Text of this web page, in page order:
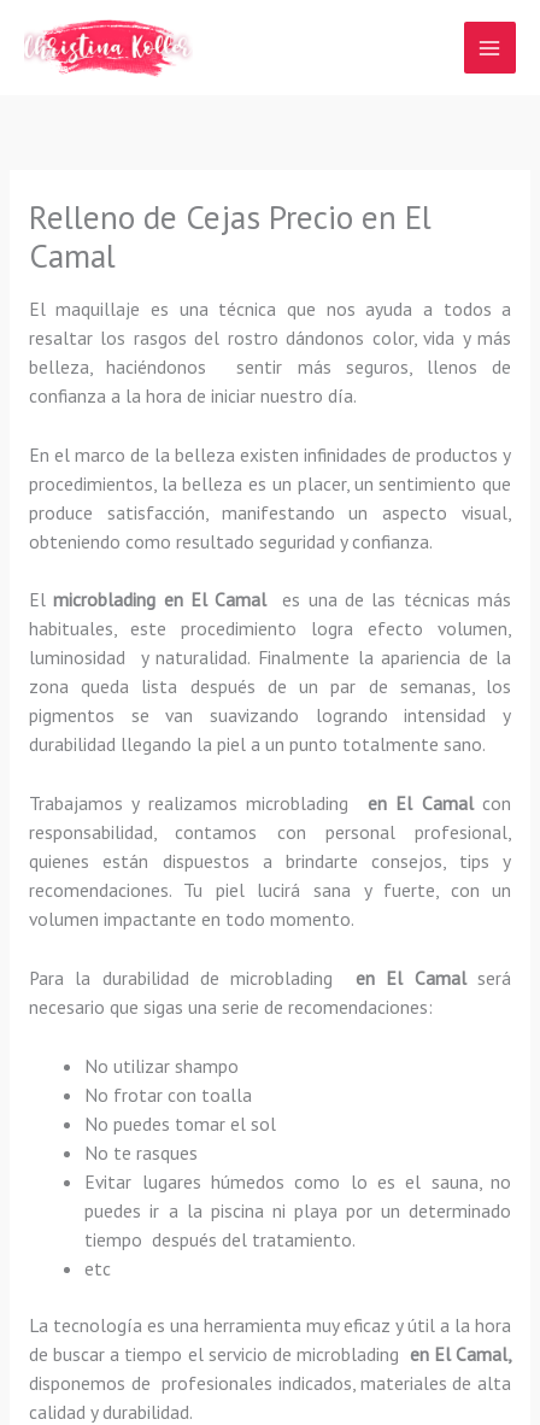
contenido
Relleno de Cejas Precio en El
Camal
El maquillaje es una técnica que nos ayuda a todos a
resaltar los rasgos del rostro dándonos color, vida y más
belleza, haciéndonos sentir más seguros, llenos de
confianza a la hora de iniciar nuestro día.
En el marco de la belleza existen infinidades de productos y
procedimientos, la belleza es un placer, un sentimiento que
produce satisfacción, manifestando un aspecto visual,
obteniendo como resultado seguridad y confianza.
Elmicroblading en El Camal es una de las técnicas más
habituales, este procedimiento logra efecto volumen,
luminosidad y naturalidad. Finalmente la apariencia de la
zona queda lista después de un par de semanas, los
pigmentos se van suavizando logrando intensidad y
durabilidad llegando la piel a un punto totalmente sano.
Trabajamos y realizamos microblading en El Camal con
responsabilidad, contamos con personal profesional,
quienes están dispuestos a brindarte consejos, tips y
recomendaciones. Tu piel lucirá sana y fuerte, con un
volumen impactante en todo momento.
Para la durabilidad de microblading en El Camal será
necesario que sigas una serie de recomendaciones:
No utilizar shampo
No frotar con toalla
No puedes tomar el sol
No te rasques
Evitar lugares húmedos como lo es el sauna, no
puedes ir a la piscina ni playa por un determinado
tiempo después del tratamiento.
etc
La tecnología es una herramienta muy eficaz y útil a la hora
de buscar a tiempo el servicio de microblading en El Camal,
disponemos de profesionales indicados, materiales de alta
calidad y durabilidad.